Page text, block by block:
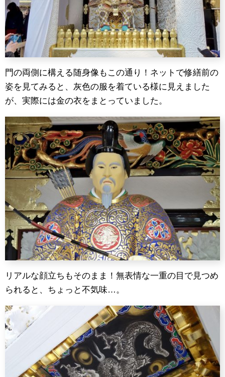
門の両側に構える随身像もこの通り！ネットで修繕前の
姿を見てみると、灰色の服を着ている様に見えました
が、実際には金の衣をまとっていました。
リアルな顔立ちもそのまま！無表情な一重の目で見つめ
られると、ちょっと不気味…。